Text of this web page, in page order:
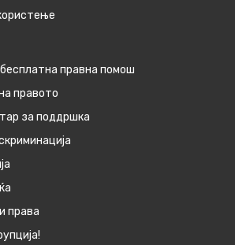
правна помош
правото
за поддршка
права